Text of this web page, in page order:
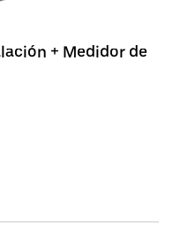
+ Medidor de